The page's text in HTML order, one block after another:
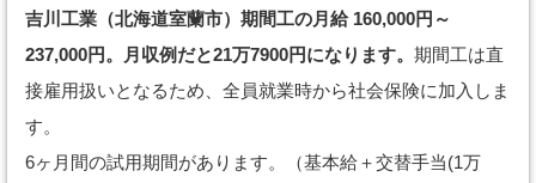
吉川工業（北海道室蘭市）期間工の月給 160,000円～
237,000円。月収例だと21万7900円になります。 期間工は直
接雇用扱いとなるため、全員就業時から社会保険に加入しま
す。
6ヶ月間の試用期間があります。（基本給＋交替手当(1万